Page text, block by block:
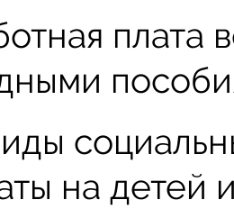
плата
на детей